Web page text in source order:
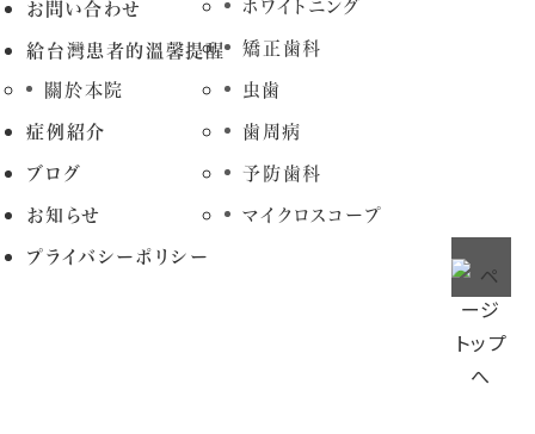
お問い合わせ
給台灣患者的溫馨提醒
關於本院
症例紹介
ブログ
お知らせ
プライバシーポリシー
ホワイトニング
矯正歯科
虫歯
歯周病
予防歯科
マイクロスコープ